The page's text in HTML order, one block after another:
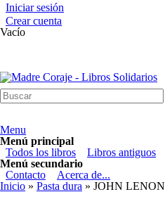
Pasar al contenido principal
Iniciar sesión
Crear cuenta
Vacío
Madre Coraje - Libros Solidarios
Menu
Menú principal
Todos los libros
Libros antiguos
Menú secundario
Contacto
Acerca de...
Usted está aquí
Inicio » Pasta dura » JOHN LENON